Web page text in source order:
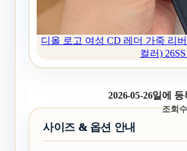
디올 로고 여성 CD 레더 가죽 리
컬러)
2026-05-26일에
조회
사이즈 & 옵션 안내